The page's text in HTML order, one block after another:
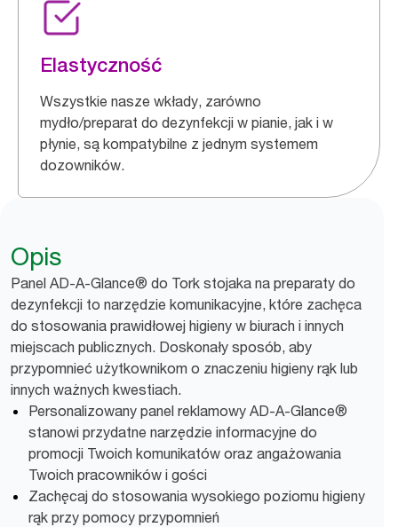
Elastyczność
Wszystkie nasze wkłady, zarówno
mydło/preparat do dezynfekcji w pianie, jak i w
płynie, są kompatybilne z jednym systemem
dozowników.
Opis
Panel AD-A-Glance® do Tork stojaka na preparaty do
dezynfekcji to narzędzie komunikacyjne, które zachęca
do stosowania prawidłowej higieny w biurach i innych
miejscach publicznych. Doskonały sposób, aby
przypomnieć użytkownikom o znaczeniu higieny rąk lub
innych ważnych kwestiach.
Personalizowany panel reklamowy AD-A-Glance®
stanowi przydatne narzędzie informacyjne do
promocji Twoich komunikatów oraz angażowania
Twoich pracowników i gości
Zachęcaj do stosowania wysokiego poziomu higieny
rąk przy pomocy przypomnień